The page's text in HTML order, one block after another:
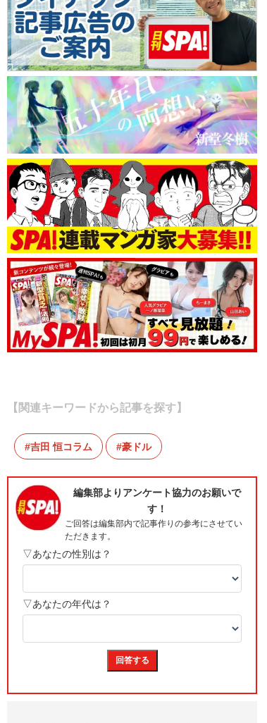
【関連キーワードから記事を探す】
吉田 恒コラム 豪ドル